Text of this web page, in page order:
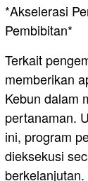
*Akselerasi
Pembibitan*
Terkait
memberikan
Kebun dalam
pertanaman.
ini, program
dieksekusi
berkelanjutan.